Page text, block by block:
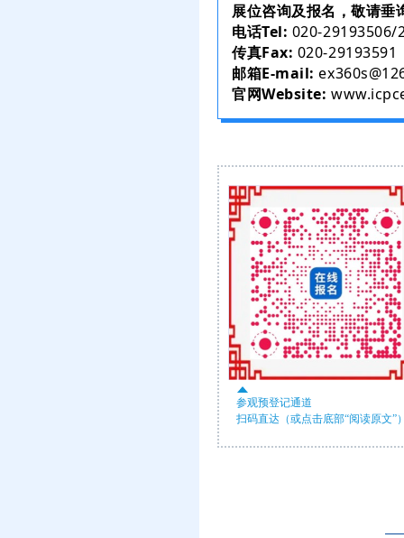
展位咨询及报名，敬请垂
电话Tel: 020-29193506/
传真Fax: 020-29193591
邮箱E-mail:
官网Website:
参观预登记通道
扫码直达（或点击底部“阅读原文”